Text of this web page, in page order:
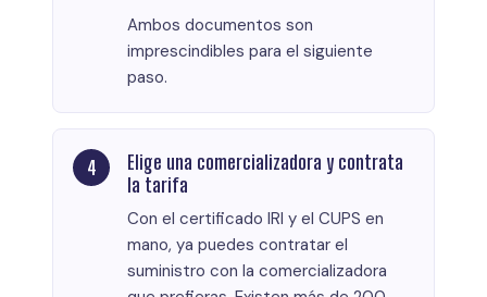
Ambos documentos son
imprescindibles para el siguiente
paso.
Elige una comercializadora y contrata
la tarifa
Con el certificado IRI y el CUPS en
mano, ya puedes contratar el
suministro con la comercializadora